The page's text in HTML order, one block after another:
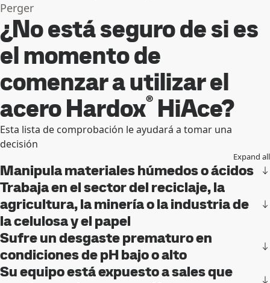
Perger
¿No está seguro de si es
el momento de
comenzar a utilizar el
acero Hardox® HiAce?
Esta lista de comprobación le ayudará a tomar una
decisión
Expand all
Manipula materiales húmedos o ácidos
Trabaja en el sector del reciclaje, la
agricultura, la minería o la industria de
la celulosa y el papel
Sufre un desgaste prematuro en
condiciones de pH bajo o alto
Su equipo está expuesto a sales que